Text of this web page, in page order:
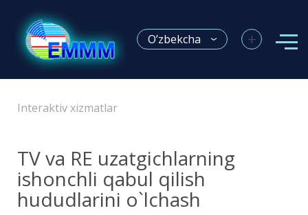
O’zbekcha +
Interaktiv xizmatlar
TV va RE uzatgichlarning
ishonchli qabul qilish
hududlarini o`lchash